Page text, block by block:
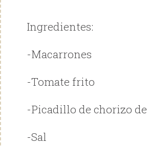
Ingredientes:
-Macarrones
-Tomate frito
-Picadillo de chorizo de
-Sal